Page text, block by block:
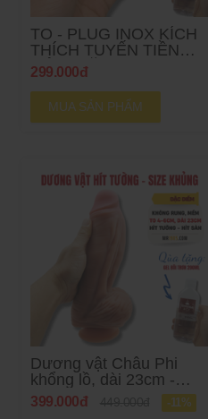
TO - PLUG INOX KÍCH
THÍCH TUYẾN TIỀN
LIỆT - TẶNG GEL
299.000đ
MUA SẢN PHẨM
Dương vật Châu Phi
khổng lồ, dài 23cm -
Tặng gel 200ml
399.000đ -11%